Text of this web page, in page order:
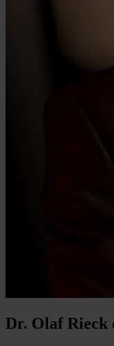
Dr. Olaf Rieck